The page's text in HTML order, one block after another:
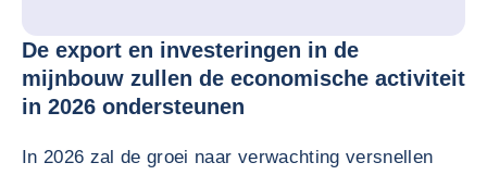
De export en investeringen in de
mijnbouw zullen de economische activiteit
in 2026 ondersteunen
In 2026 zal de groei naar verwachting versnellen